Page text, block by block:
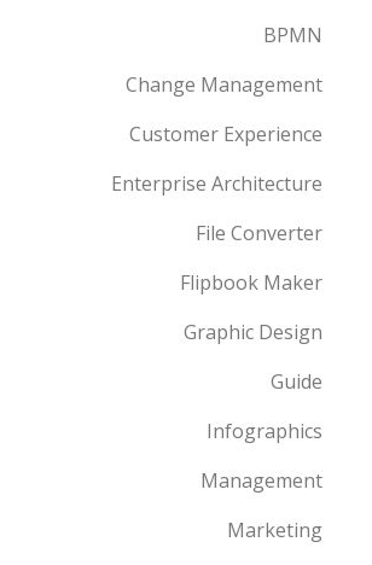
BPMN
Change Management
Customer Experience
Enterprise Architecture
File Converter
Flipbook Maker
Graphic Design
Guide
Infographics
Management
Marketing